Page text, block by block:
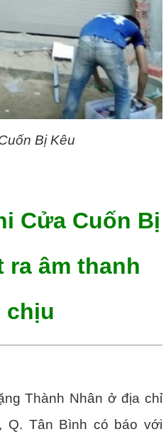
Bị Kêu
Cửa Cuốn Bị
ra âm thanh
chịu
Thành Nhân ở địa chỉ
Q. Tân Bình có báo với